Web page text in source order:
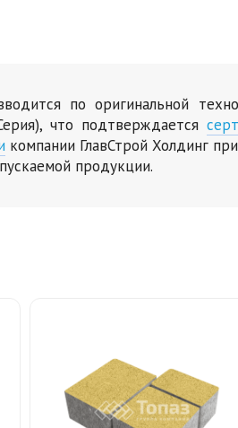
по оригинальной
что подтверждается
компании ГлавСтрой Холдинг
продукции.